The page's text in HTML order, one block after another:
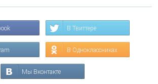
В Твиттере
В Одноклассниках
Мы Вконтакте